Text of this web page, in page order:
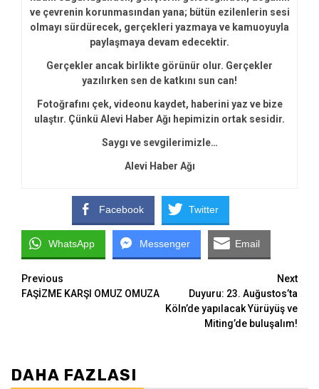
ve çevrenin korunmasından yana; bütün ezilenlerin sesi
olmayı sürdürecek, gerçekleri yazmaya ve kamuoyuyla
paylaşmaya devam edecektir.
Gerçekler ancak birlikte görünür olur. Gerçekler
yazılırken sen de katkını sun can!
Fotoğrafını çek, videonu kaydet, haberini yaz ve bize
ulaştır. Çünkü Alevi Haber Ağı hepimizin ortak sesidir.
Saygı ve sevgilerimizle…
Alevi Haber Ağı
Facebook Twitter
WhatsApp Messenger Email
Continue
Reading
Previous
FAŞİZME KARŞI OMUZ OMUZA
Next
Duyuru: 23. Auğustos’ta
Köln’de yapılacak Yürüyüş ve
Miting’de buluşalım!
DAHA FAZLASI